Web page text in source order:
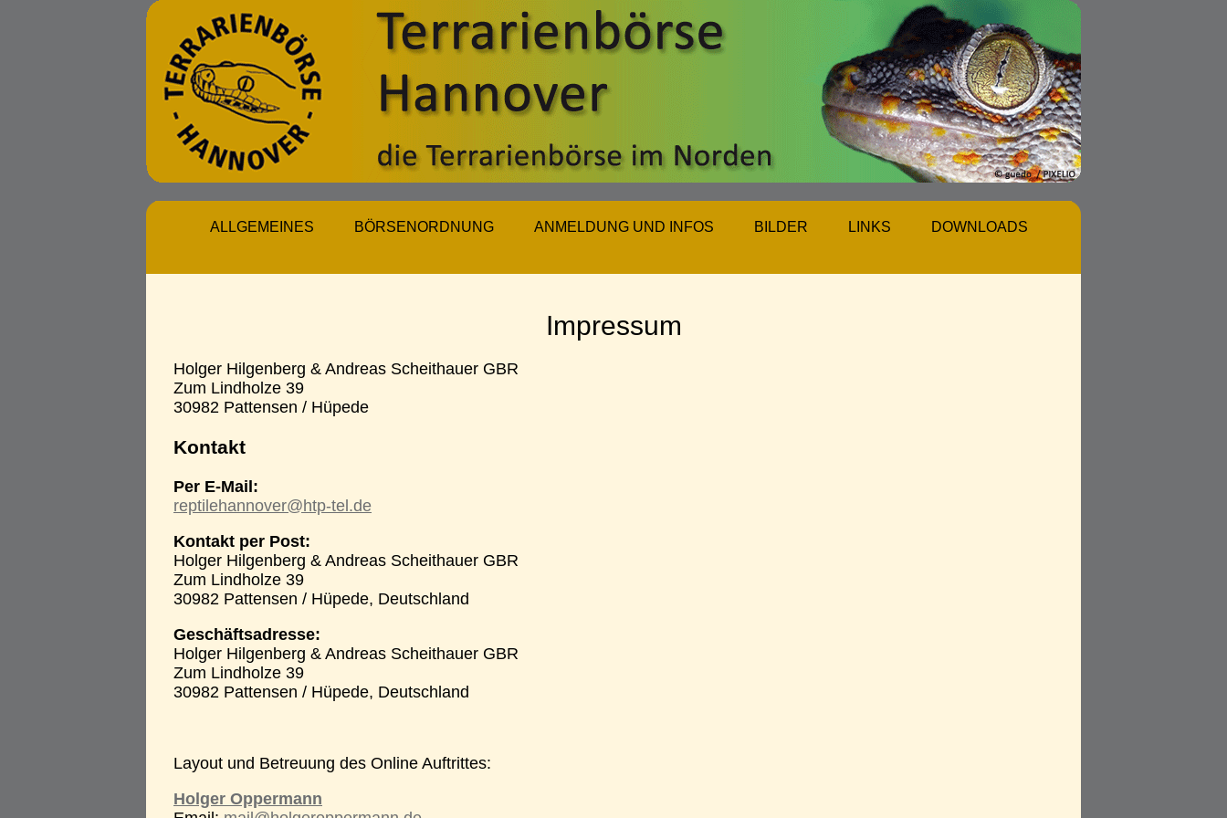
ALLGEMEINES BÖRSENORDNUNG ANMELDUNG UND INFOS BILDER LINKS DOWNLOADS
Impressum
Holger Hilgenberg & Andreas Scheithauer GBR
Zum Lindholze 39
30982 Pattensen / Hüpede
Kontakt
Per E-Mail:
reptilehannover@htp-tel.de
Kontakt per Post:
Holger Hilgenberg & Andreas Scheithauer GBR
Zum Lindholze 39
30982 Pattensen / Hüpede, Deutschland
Geschäftsadresse:
Holger Hilgenberg & Andreas Scheithauer GBR
Zum Lindholze 39
30982 Pattensen / Hüpede, Deutschland
Layout und Betreuung des Online Auftrittes:
Holger Oppermann